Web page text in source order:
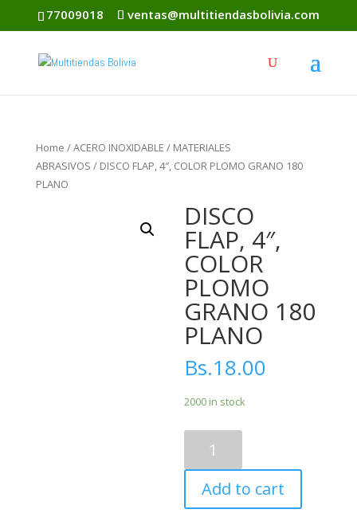
77009018 ventas@multitiendasbolivia.com
Home /ACERO INOXIDABLE / MATERIALES
ABRASIVOS / DISCO FLAP, 4″, COLOR PLOMO GRANO 180
PLANO
DISCO
FLAP, 4″,
COLOR
PLOMO
GRANO 180
PLANO
Bs.18.00
2000 in stock
FLAP,
4",
COLOR
PLOMO
Add to cart